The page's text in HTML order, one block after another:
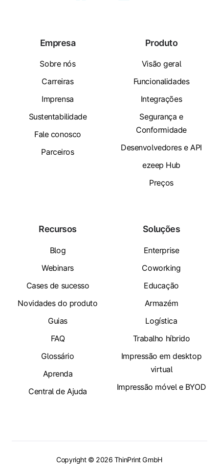
Empresa
Sobre nós
Carreiras
Imprensa
Sustentabilidade
Fale conosco
Parceiros
Produto
Visão geral
Funcionalidades
Integrações
Segurança e
Conformidade
Desenvolvedores e API
ezeep Hub
Preços
Recursos
Blog
Webinars
Cases de sucesso
Novidades do produto
Guias
FAQ
Glossário
Aprenda
Central de Ajuda
Soluções
Enterprise
Coworking
Educação
Armazém
Logística
Trabalho híbrido
Impressão em desktop
virtual
Impressão móvel e BYOD
Copyright © 2026 ThinPrint GmbH